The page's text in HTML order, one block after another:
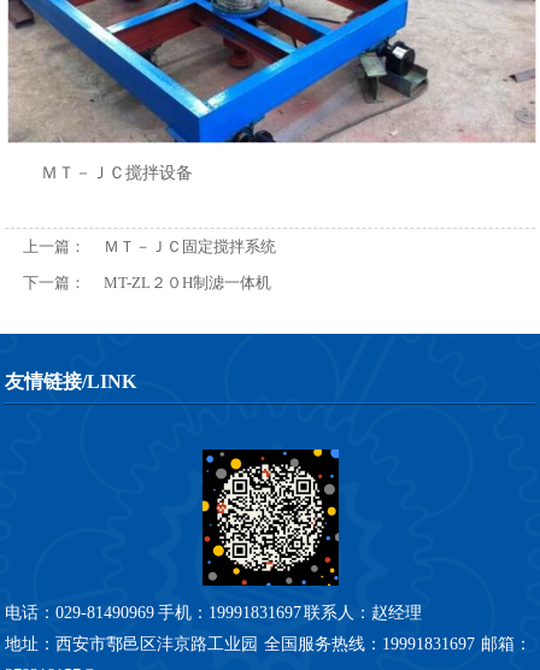
ＭＴ－ＪＣ搅拌设备
上一篇：
ＭＴ－ＪＣ固定搅拌系统
下一篇：
MT-ZL２０H制滤一体机
友情链接/LINK
电话：029-81490969 手机：19991831697联系人：赵经理
地址：西安市鄠邑区沣京路工业园 全国服务热线：19991831697 邮箱：